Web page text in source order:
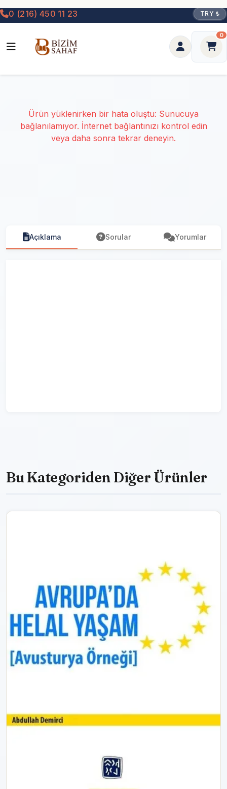
0 (216) 450 11 23 TRY ₺
0
Ürün yüklenirken bir hata oluştu: Sunucuya
bağlanılamıyor. İnternet bağlantınızı kontrol edin
veya daha sonra tekrar deneyin.
Açıklama Sorular Yorumlar
Bu Kategoriden Diğer Ürünler